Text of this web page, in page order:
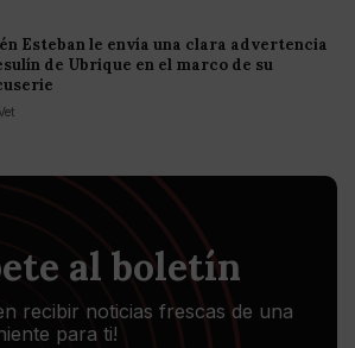
Esteban le envía una clara advertencia
de Ubrique en el marco de su
al boletín
recibir noticias frescas de una
para ti!